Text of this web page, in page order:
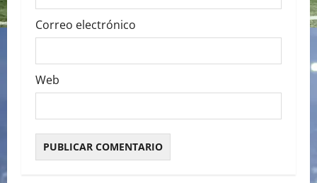
Correo electrónico
Web